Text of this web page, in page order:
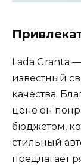
Lada Granta
известный
качества.
цене он
бюджетом,
стильный
предлагает